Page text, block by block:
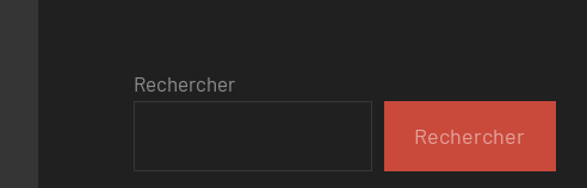
Rechercher
Rechercher